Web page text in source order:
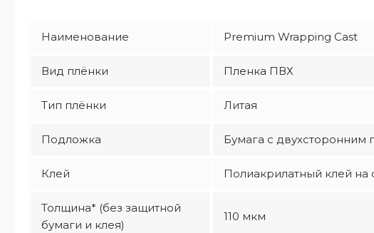
Наименование Premium Wrapping Cast
Вид плёнки Пленка ПВХ
Тип плёнки Литая
Подложка Бумага с двухсторонним
Клей Полиакрилатный клей на
Толщина* (без защитной
бумаги и клея)
110 мкм